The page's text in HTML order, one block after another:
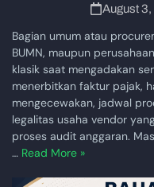
August
Bagian umum atau
BUMN, maupun
klasik saat mengadakan
menerbitkan faktur pajak,
mengecewakan, jadwal
legalitas usaha vendor
proses audit anggaran.
… Read More »